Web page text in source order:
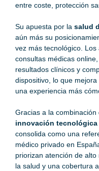
entre coste, protección
Su apuesta por la salud
aún más su
vez más tecnológico.
consultas médicas
resultados clínicos y
dispositivo, lo que
una experiencia más
Gracias a la combinación
innovación
consolida como una
médico privado en
priorizan atención de
la salud y una cobertura